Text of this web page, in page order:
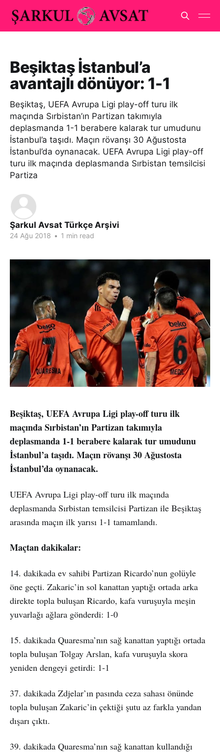
Beşiktaş İstanbul’a
avantajlı dönüyor: 1-1
Beşiktaş, UEFA Avrupa Ligi play-off turu ilk
maçında Sırbistan’ın Partizan takımıyla
deplasmanda 1-1 berabere kalarak tur umudunu
İstanbul’a taşıdı. Maçın rövanşı 30 Ağustosta
İstanbul’da oynanacak. UEFA Avrupa Ligi play-off
turu ilk maçında deplasmanda Sırbistan temsilcisi
Partiza
Şarkul Avsat Türkçe Arşivi
24 Ağu 2018 • 1 min read
Beşiktaş, UEFA Avrupa Ligi play-off turu ilk
maçında Sırbistan’ın Partizan takımıyla
deplasmanda 1-1 berabere kalarak tur umudunu
İstanbul’a taşıdı. Maçın rövanşı 30 Ağustosta
İstanbul’da oynanacak.
UEFA Avrupa Ligi play-off turu ilk maçında
deplasmanda Sırbistan temsilcisi Partizan ile Beşiktaş
arasında maçın ilk yarısı 1-1 tamamlandı.
Maçtan dakikalar:
14. dakikada ev sahibi Partizan Ricardo’nun golüyle
öne geçti. Zakaric’in sol kanattan yaptığı ortada arka
direkte topla buluşan Ricardo, kafa vuruşuyla meşin
yuvarlağı ağlara gönderdi: 1-0
15. dakikada Quaresma’nın sağ kanattan yaptığı ortada
topla buluşan Tolgay Arslan, kafa vuruşuyla skora
yeniden dengeyi getirdi: 1-1
37. dakikada Zdjelar’ın pasında ceza sahası önünde
topla buluşan Zakaric’in çektiği şutu az farkla yandan
dışarı çıktı.
39. dakikada Quaresma’nın sağ kanattan kullandığı